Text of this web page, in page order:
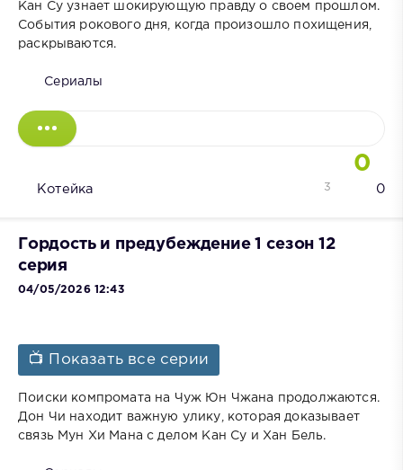
Кан Су узнает шокирующую правду о своем прошлом.
События рокового дня, когда произошло похищения,
раскрываются.
Сериалы
0
Котейка 0
3
Гордость и предубеждение 1 сезон 12
серия
04/05/2026 12:43
📺 Показать все серии
Поиски компромата на Чуж Юн Чжана продолжаются.
Дон Чи находит важную улику, которая доказывает
связь Мун Хи Мана с делом Кан Су и Хан Бель.